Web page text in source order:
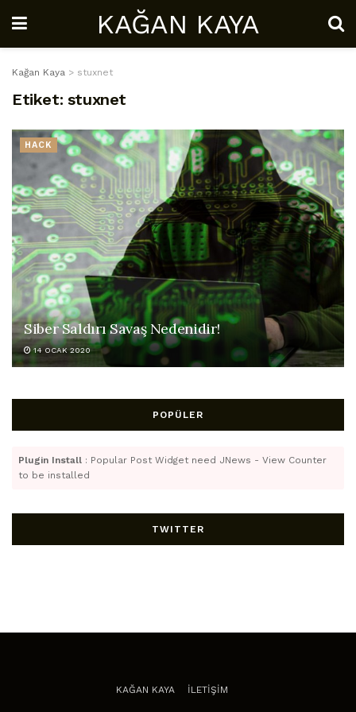
KAĞAN KAYA
Kağan Kaya > stuxnet
Etiket: stuxnet
HACK
Siber Saldırı Savaş Nedenidir!
14 OCAK 2020
POPÜLER
Plugin Install : Popular Post Widget need JNews - View Counter
to be installed
TWITTER
KAĞAN KAYA İLETİŞİM